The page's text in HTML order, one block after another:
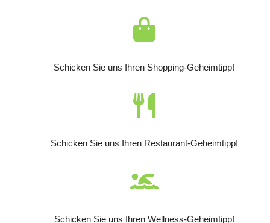
Schicken Sie uns Ihren Shopping-Geheimtipp!
Schicken Sie uns Ihren Restaurant-Geheimtipp!
Schicken Sie uns Ihren Wellness-Geheimtipp!